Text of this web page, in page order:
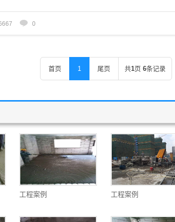
0
首页 1 尾页 共1页 6条记录
工程案例 工程案例